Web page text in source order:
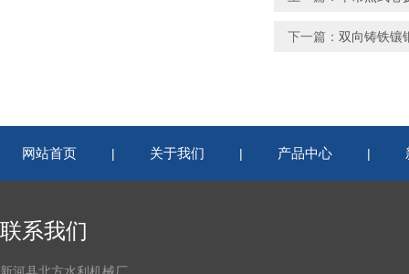
下一篇： 双向铸铁镶
网站首页 | 关于我们 | 产品中心 |
联系我们